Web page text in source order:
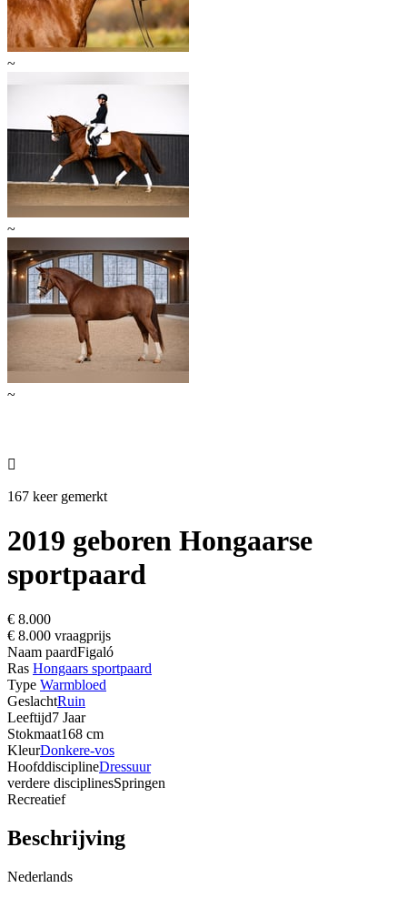
~
~
~

167 keer gemerkt
2019 geboren Hongaarse
sportpaard
€ 8.000
€ 8.000 vraagprijs
Naam paardFigaló
Ras Hongaars sportpaard
Type Warmbloed
GeslachtRuin
Leeftijd7 Jaar
Stokmaat168 cm
KleurDonkere-vos
HoofddisciplineDressuur
verdere disciplinesSpringen
Recreatief
Beschrijving
Nederlands